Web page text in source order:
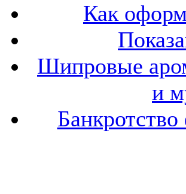
Как
Шипровые
и